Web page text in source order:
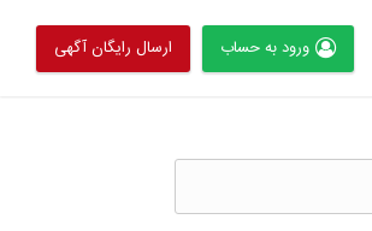
ورود به حساب ارسال رایگان آگهی